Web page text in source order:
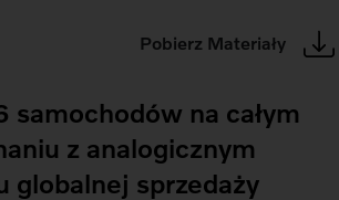
Pobierz Materiały
samochodów na całym
z analogicznym
globalnej sprzedaży